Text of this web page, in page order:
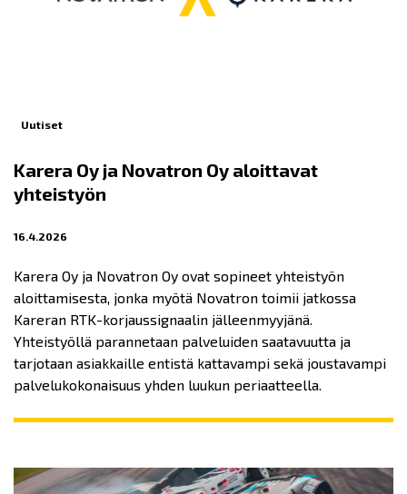
Uutiset
Karera Oy ja Novatron Oy aloittavat
yhteistyön
16.4.2026
Karera Oy ja Novatron Oy ovat sopineet yhteistyön
aloittamisesta, jonka myötä Novatron toimii jatkossa
Kareran RTK-korjaussignaalin jälleenmyyjänä.
Yhteistyöllä parannetaan palveluiden saatavuutta ja
tarjotaan asiakkaille entistä kattavampi sekä joustavampi
palvelukokonaisuus yhden luukun periaatteella.